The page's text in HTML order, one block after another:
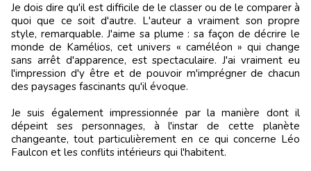
Je dois dire qu'il est difficile de le classer ou de le comparer à
quoi que ce soit d'autre. L'auteur a vraiment son propre
style, remarquable. J'aime sa plume : sa façon de décrire le
monde de Kamélios, cet univers « caméléon » qui change
sans arrêt d'apparence, est spectaculaire. J'ai vraiment eu
l'impression d'y être et de pouvoir m'imprégner de chacun
des paysages fascinants qu'il évoque.
Je suis également impressionnée par la manière dont il
dépeint ses personnages, à l'instar de cette planète
changeante, tout particulièrement en ce qui concerne Léo
Faulcon et les conflits intérieurs qui l'habitent.